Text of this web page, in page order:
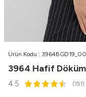
Ürün Kodu :
3964 Hafif
4.5 (151)